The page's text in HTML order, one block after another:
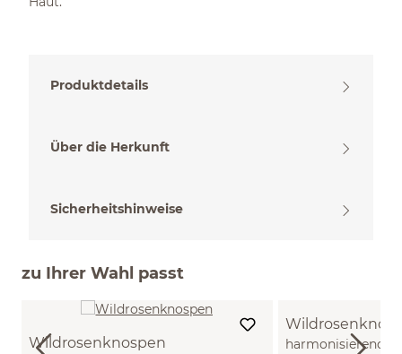
Produktdetails
Über die Herkunft
Sicherheitshinweise
zu Ihrer Wahl passt
Wildrosenknospen